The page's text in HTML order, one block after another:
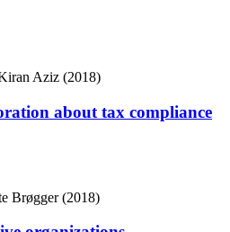
Aziz (2018)
about tax compliance
Brøgger (2018)